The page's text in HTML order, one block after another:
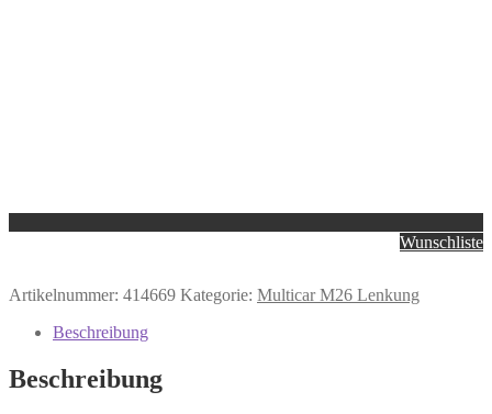
Wunschliste
Artikelnummer: 414669 Kategorie: Multicar M26 Lenkung
Beschreibung
Beschreibung